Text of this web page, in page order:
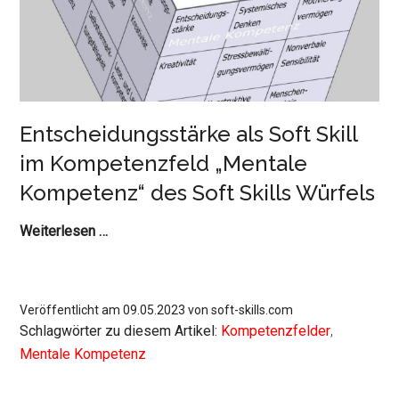
Würfels
Entscheidungsstärke als Soft Skill
im Kompetenzfeld „Mentale
Kompetenz“ des Soft Skills Würfels
Weiterlesen …Entscheidungsstärke
Kompetenzfeld
Veröffentlicht am 09.05.2023 von soft-skills.com
Schlagwörter zu diesem Artikel: Kompetenzfelder,
Mentale Kompetenz